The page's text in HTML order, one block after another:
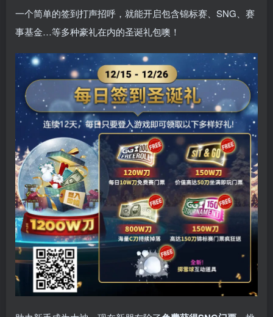
一个简单的签到打声招呼，就能开启包含锦标赛、SNG、赛
事基金…等多种豪礼在内的圣诞礼包噢！